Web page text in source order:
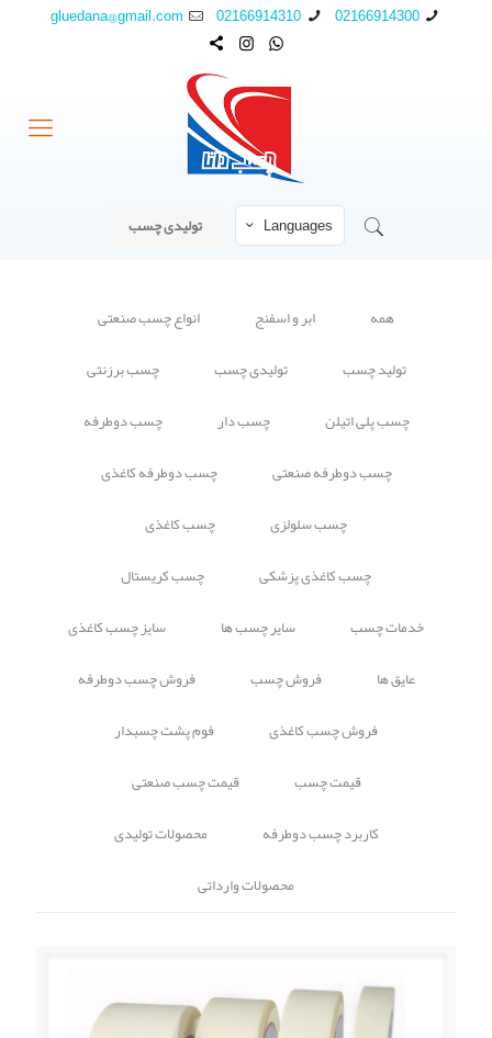
02166914300
02166914310
gluedana@gmail.com
Languages تولیدی چسب
همه ابر و اسفنج
انواع چسب صنعتی
تولید چسب
تولیدی چسب
چسب برزنتی
چسب پلی اتیلن
چسب دار
چسب دوطرفه
چسب دوطرفه صنعتی
چسب دوطرفه کاغذی
چسب سلولزی
چسب کاغذی
چسب کاغذی پزشکی
چسب کریستال
خدمات چسب
سایر چسب ها
سایز چسب کاغذی
عایق ها
فروش چسب
فروش چسب دوطرفه
فروش چسب کاغذی
فوم پشت چسبدار
قیمت چسب
قیمت چسب صنعتی
کاربرد چسب دوطرفه
محصولات تولیدی
محصولات وارداتی